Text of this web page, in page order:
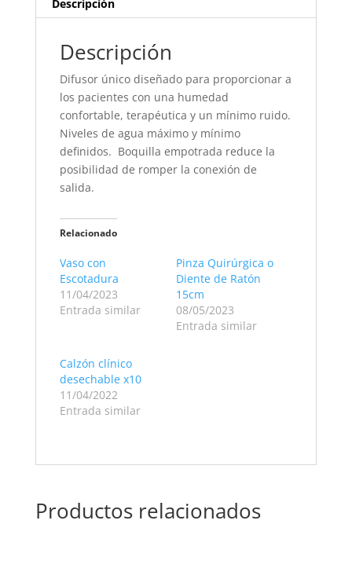
Descripción
Descripción
Difusor único diseñado para proporcionar a
los pacientes con una humedad
confortable, terapéutica y un mínimo ruido.
Niveles de agua máximo y mínimo
definidos. Boquilla empotrada reduce la
posibilidad de romper la conexión de
salida.
Relacionado
Vaso con
Escotadura
11/04/2023
Entrada similar
Pinza Quirúrgica o
Diente de Ratón
15cm
08/05/2023
Entrada similar
Calzón clínico
desechable x10
11/04/2022
Entrada similar
Productos relacionados